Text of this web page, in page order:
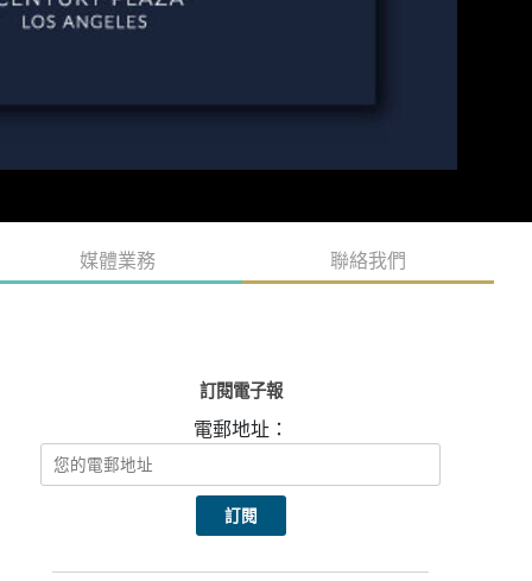
媒體業務 聯絡我們
訂閱電子報
電郵地址：